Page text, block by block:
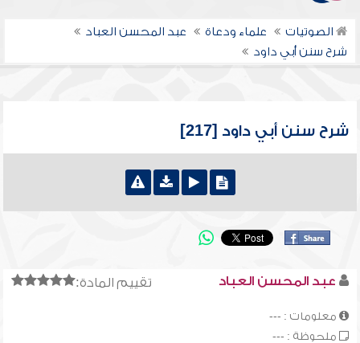
الصوتيات علماء ودعاة
عبد المحسن العباد
شرح سنن أبي داود
شرح سنن أبي داود [217]
تقييم المادة: عبد المحسن العباد
معلومات : ---
ملحوظة : ---